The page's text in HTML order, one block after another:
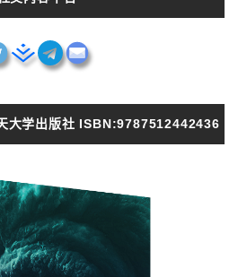
大学出版社 ISBN:9787512442436